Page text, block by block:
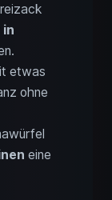
in
etwas
ohne
eine